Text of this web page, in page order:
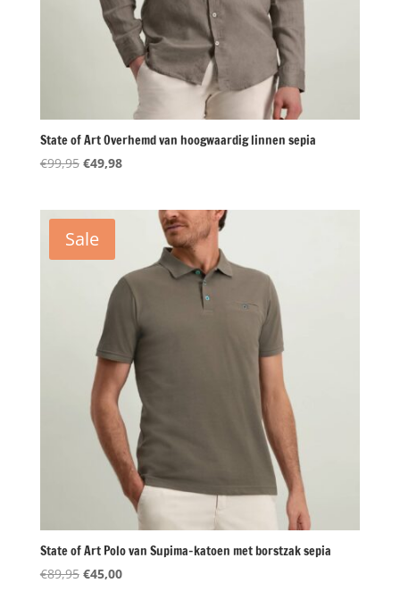
State of Art Overhemd van hoogwaardig linnen sepia
€99,95 Oorspronkelijke
€99,95.
€49,98Huidige
€49,98.
Sale
State of Art Polo van Supima-katoen met borstzak sepia
€89,95 Oorspronkelijke
€45,00Huidige